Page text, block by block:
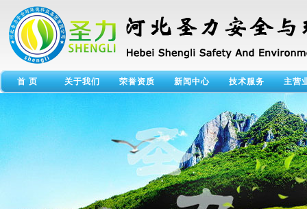
首 页 关于我们 荣誉资质 新闻中心 技术服务 主营